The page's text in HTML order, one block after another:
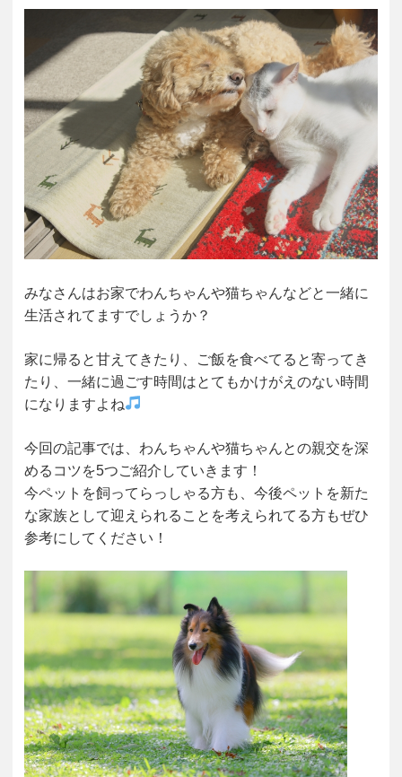
みなさんはお家でわんちゃんや猫ちゃんなどと一緒に
生活されてますでしょうか？
家に帰ると甘えてきたり、ご飯を食べてると寄ってき
たり、一緒に過ごす時間はとてもかけがえのない時間
になりますよね
今回の記事では、わんちゃんや猫ちゃんとの親交を深
めるコツを5つご紹介していきます！
今ペットを飼ってらっしゃる方も、今後ペットを新た
な家族として迎えられることを考えられてる方もぜひ
参考にしてください！